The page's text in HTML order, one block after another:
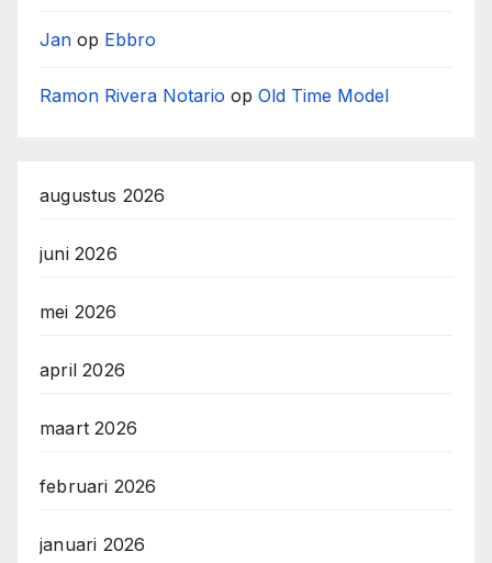
Jan op Ebbro
Ramon Rivera Notario op Old Time Model
augustus 2026
juni 2026
mei 2026
april 2026
maart 2026
februari 2026
januari 2026